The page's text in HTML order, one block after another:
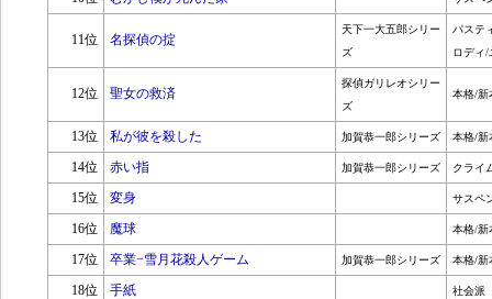
11位 名探偵の掟
天下一大五郎シリー
ズ
パステ
ロディ/
12位 聖女の救済
探偵ガリレオシリー
ズ
本格/新
13位 私が彼を殺した 加賀恭一郎シリーズ 本格/新
14位 赤い指 加賀恭一郎シリーズ クライ
15位 変身 サスペ
16位 魔球 本格/新
17位 卒業−雪月花殺人ゲーム 加賀恭一郎シリーズ 本格/新
18位 手紙 社会派